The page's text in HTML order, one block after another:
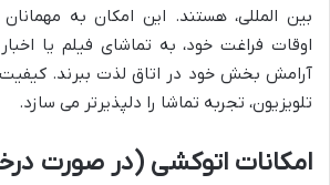
بین المللی، هستند. این امکان به
اوقات فراغت خود، به تماشای فیلم یا
آرامش بخش خود در اتاق لذت ببرند.
تلویزیون، تجربه تماشا را دلپذیرتر می سازد.
امکانات اتوکشی (در صورت